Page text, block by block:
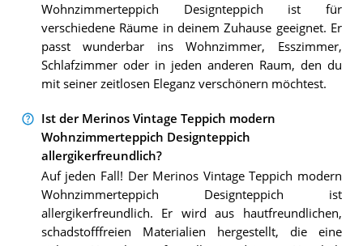
Wohnzimmerteppich Designteppich ist für
verschiedene Räume in deinem Zuhause geeignet. Er
passt wunderbar ins Wohnzimmer, Esszimmer,
Schlafzimmer oder in jeden anderen Raum, den du
mit seiner zeitlosen Eleganz verschönern möchtest.
Ist der Merinos Vintage Teppich modern
Wohnzimmerteppich Designteppich
allergikerfreundlich?
Auf jeden Fall! Der Merinos Vintage Teppich modern
Wohnzimmerteppich Designteppich ist
allergikerfreundlich. Er wird aus hautfreundlichen,
schadstofffreien Materialien hergestellt, die eine